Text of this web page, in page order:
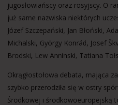
jugosłowiańscy oraz rosyjscy. O
już same nazwiska niektórych
Józef Szczepański, Jan Błoński,
Michalski, György Konrád, Josef
Brodski, Lew Anninski, Tatiana
Okrągłostołowa debata, mająca
szybko przerodziła się w ostry
Środkowej i środkowoeuropejską